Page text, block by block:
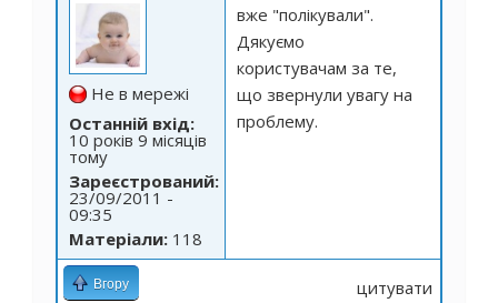
Не в мережі
Останній вхід:
10 років 9 місяців
тому
Зареєстрований:
23/09/2011 -
09:35
Матеріали: 118
вже "полікували".
Дякуємо
користувачам за те,
що звернули увагу на
проблему.
Вгору цитувати